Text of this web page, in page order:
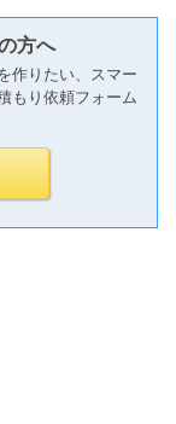
方へ
作りたい、スマー
もり依頼フォーム